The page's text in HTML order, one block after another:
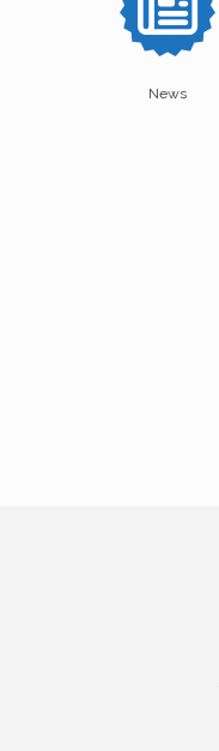
News